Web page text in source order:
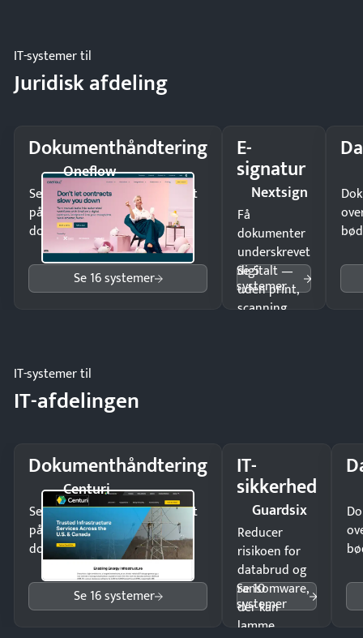
IT-systemer til
Juridisk afdeling
Dokumenthåndtering
Oneflow
Send kontrakter til underskrift
på minutter og mist ingen
dokumenter.
Se 16 systemer
E-
signatur
Nextsign
Få
dokumenter
underskrevet
digitalt —
uden print,
scanning
Se 5
systemer
IT-systemer til
IT-afdelingen
Dokumenthåndtering
Centuri
Send kontrakter til underskrift
på minutter og mist ingen
dokumenter.
Se 16 systemer
IT-
sikkerhed
Guardsix
Reducer
risikoen for
databrud og
ransomware,
der kan
lamme
Se 10
systemer